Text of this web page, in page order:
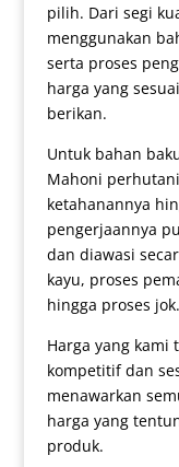
pilih. Dari segi
menggunakan
serta proses
harga yang
berikan.
Untuk bahan
Mahoni
ketahanannya
pengerjaannya
dan diawasi
kayu, proses
hingga proses jok.
Harga yang
kompetitif dan
menawarkan
harga yang
produk.